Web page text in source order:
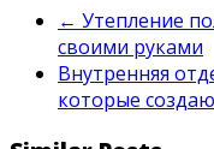
← Утепление
своими руками
Внутренняя
которые